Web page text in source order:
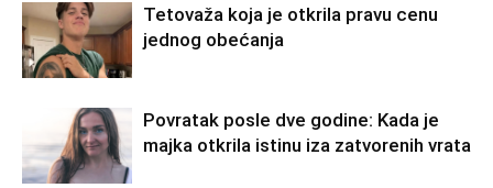
Tetovaža koja je otkrila pravu cenu
jednog obećanja
Povratak posle dve godine: Kada je
majka otkrila istinu iza zatvorenih vrata